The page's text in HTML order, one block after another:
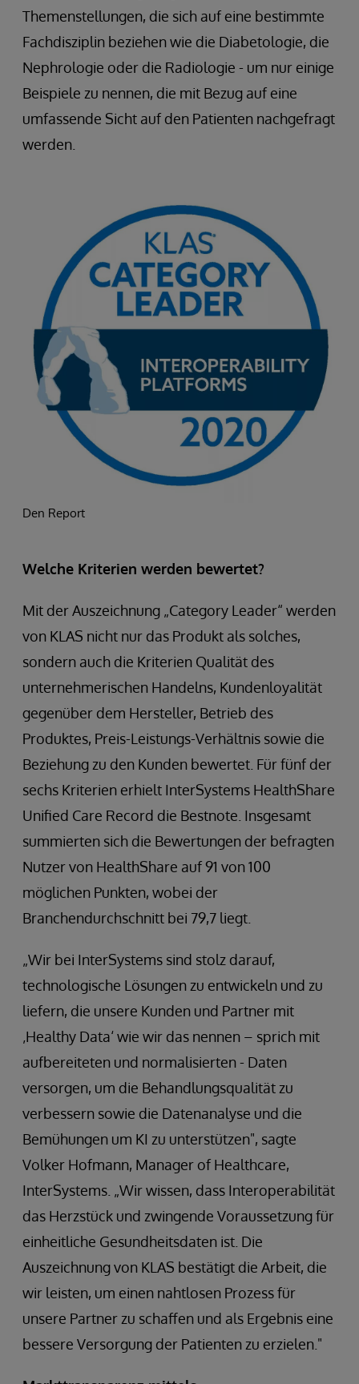
Themenstellungen, die sich auf eine bestimmte
Fachdisziplin beziehen wie die Diabetologie, die
Nephrologie oder die Radiologie - um nur einige
Beispiele zu nennen, die mit Bezug auf eine
umfassende Sicht auf den Patienten nachgefragt
werden.
Den Report
Welche Kriterien werden bewertet?
Mit der Auszeichnung „Category Leader“ werden
von KLAS nicht nur das Produkt als solches,
sondern auch die Kriterien Qualität des
unternehmerischen Handelns, Kundenloyalität
gegenüber dem Hersteller, Betrieb des
Produktes, Preis-Leistungs-Verhältnis sowie die
Beziehung zu den Kunden bewertet. Für fünf der
sechs Kriterien erhielt InterSystems HealthShare
Unified Care Record die Bestnote. Insgesamt
summierten sich die Bewertungen der befragten
Nutzer von HealthShare auf 91 von 100
möglichen Punkten, wobei der
Branchendurchschnitt bei 79,7 liegt.
„Wir bei InterSystems sind stolz darauf,
technologische Lösungen zu entwickeln und zu
liefern, die unsere Kunden und Partner mit
‚Healthy Data‘ wie wir das nennen – sprich mit
aufbereiteten und normalisierten - Daten
versorgen, um die Behandlungsqualität zu
verbessern sowie die Datenanalyse und die
Bemühungen um KI zu unterstützen", sagte
Volker Hofmann, Manager of Healthcare,
InterSystems. „Wir wissen, dass Interoperabilität
das Herzstück und zwingende Voraussetzung für
einheitliche Gesundheitsdaten ist. Die
Auszeichnung von KLAS bestätigt die Arbeit, die
wir leisten, um einen nahtlosen Prozess für
unsere Partner zu schaffen und als Ergebnis eine
bessere Versorgung der Patienten zu erzielen."